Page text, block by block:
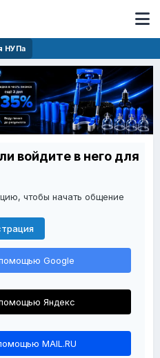
НУПа
войдите в него для
чтобы начать общение
Google
Яндекс
MAIL.RU